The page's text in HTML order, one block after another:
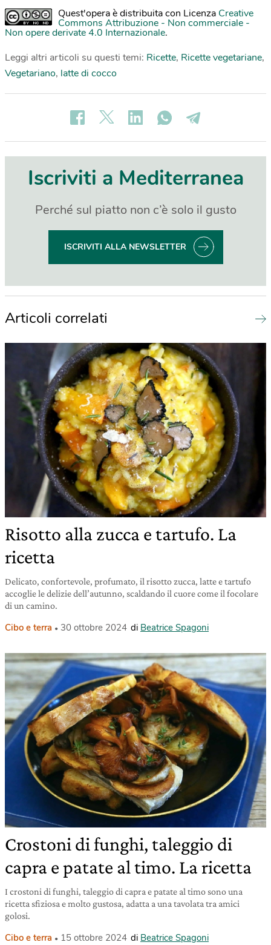
Quest'opera è distribuita con Licenza Creative
Commons Attribuzione - Non commerciale -
Non opere derivate 4.0 Internazionale.
Leggi altri articoli su questi temi: Ricette, Ricette vegetariane,
Vegetariano, latte di cocco
Iscriviti a Mediterranea
Perché sul piatto non c’è solo il gusto
ISCRIVITI ALLA NEWSLETTER
Articoli correlati
Risotto alla zucca e tartufo. La
ricetta
Delicato, confortevole, profumato, il risotto zucca, latte e tartufo
accoglie le delizie dell’autunno, scaldando il cuore come il focolare
di un camino.
Cibo e terra 30 ottobre 2024 di Beatrice Spagoni
Crostoni di funghi, taleggio di
capra e patate al timo. La ricetta
I crostoni di funghi, taleggio di capra e patate al timo sono una
ricetta sfiziosa e molto gustosa, adatta a una tavolata tra amici
golosi.
Cibo e terra 15 ottobre 2024 di Beatrice Spagoni